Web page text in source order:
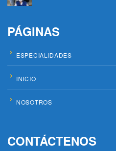
PÁGINAS
ESPECIALIDADES
INICIO
NOSOTROS
CONTÁCTENOS